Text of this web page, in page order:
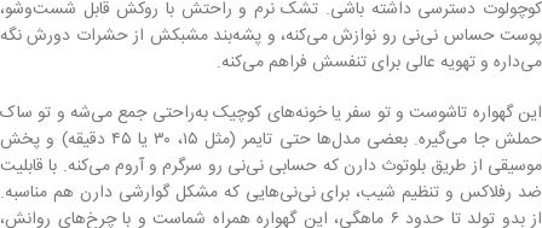
کوچولوت دسترسی داشته باشی. تشک نرم و راحتش با روکش قابل شست‌وشو،
پوست حساس نی‌نی رو نوازش می‌کنه، و پشه‌بند مشبکش از حشرات دورش نگه
می‌داره و تهویه عالی برای تنفسش فراهم می‌کنه.
این گهواره تاشوست و تو سفر یا خونه‌های کوچیک به‌راحتی جمع می‌شه و تو ساک
حملش جا می‌گیره. بعضی مدل‌ها حتی تایمر (مثل ۱۵، ۳۰ یا ۴۵ دقیقه) و پخش
موسیقی از طریق بلوتوث دارن که حسابی نی‌نی رو سرگرم و آروم می‌کنه. با قابلیت
ضد رفلاکس و تنظیم شیب، برای نی‌نی‌هایی که مشکل گوارشی دارن هم مناسبه.
از بدو تولد تا حدود ۶ ماهگی، این گهواره همراه شماست و با چرخ‌های روانش،